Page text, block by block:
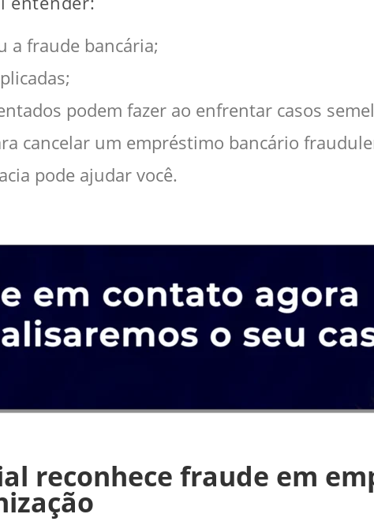
a fraude bancária;
podem fazer ao enfrentar casos
cancelar um empréstimo bancário
pode ajudar você.
reconhece fraude em